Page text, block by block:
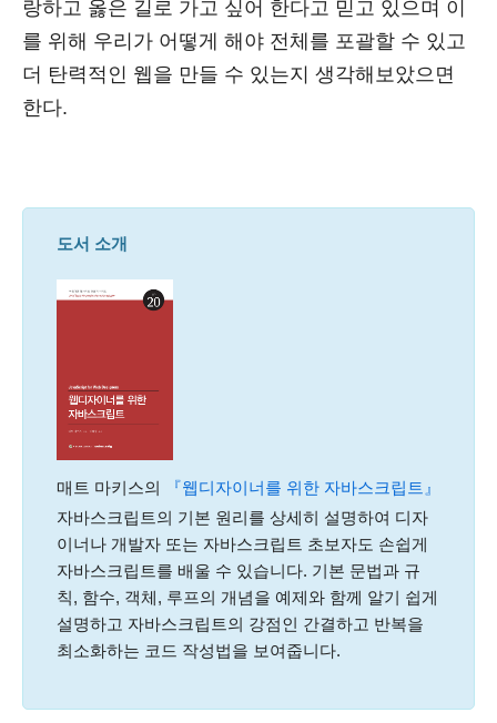
랑하고 옳은 길로 가고 싶어 한다고 믿고 있으며 이
를 위해 우리가 어떻게 해야 전체를 포괄할 수 있고
더 탄력적인 웹을 만들 수 있는지 생각해보았으면
한다.
도서 소개
매트 마키스의
『웹디자이너를 위한 자바스크립트』
자바스크립트의 기본 원리를 상세히 설명하여 디자
이너나 개발자 또는 자바스크립트 초보자도 손쉽게
자바스크립트를 배울 수 있습니다. 기본 문법과 규
칙, 함수, 객체, 루프의 개념을 예제와 함께 알기 쉽게
설명하고 자바스크립트의 강점인 간결하고 반복을
최소화하는 코드 작성법을 보여줍니다.